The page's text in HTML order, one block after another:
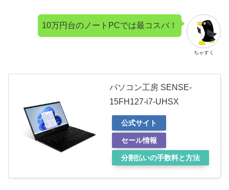
ちゃすく
10万円台のノートPCでは最コスパ！
パソコン工房 SENSE-
15FH127-i7-UHSX
公式サイト
セール情報
分割払いの手数料と方法